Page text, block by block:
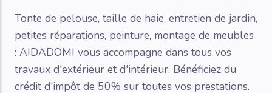
Tonte de pelouse, taille de haie, entretien de jardin,
petites réparations, peinture, montage de meubles
: AIDADOMI vous accompagne dans tous vos
travaux d'extérieur et d'intérieur. Bénéficiez du
crédit d'impôt de 50% sur toutes vos prestations.